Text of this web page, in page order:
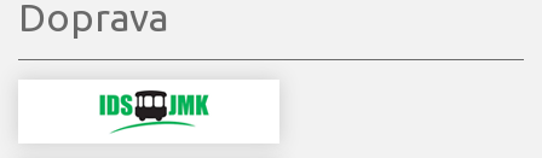
Doprava